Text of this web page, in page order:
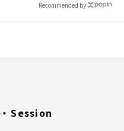
Recommended by
Session